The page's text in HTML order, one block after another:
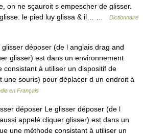
on ne sçauroit s empescher de glisser.
le pied luy glissa & il… …
Dictionnaire
déposer (de l anglais drag and
glisser) est dans un environnement
consistant à utiliser un dispositif de
une souris) pour déplacer d un endroit à
en Français
déposer Le glisser déposer (de l
appelé cliquer glisser) est dans un
une méthode consistant à utiliser un